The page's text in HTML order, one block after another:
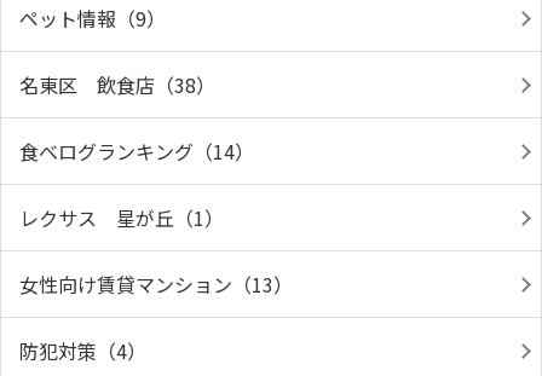
ペット情報（9）
名東区 飲食店（38）
食べログランキング（14）
レクサス 星が丘（1）
女性向け賃貸マンション（13）
防犯対策（4）